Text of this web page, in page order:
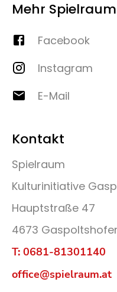
Mehr Spielraum
Facebook
Instagram
E-Mail
Kontakt
Spielraum
Kulturinitiative
Hauptstraße 47
4673
T: 0681-81301140
office@spielraum.at